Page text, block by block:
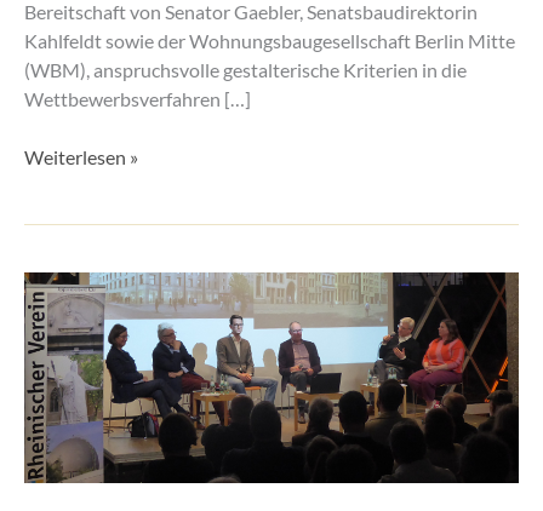
Bereitschaft von Senator Gaebler, Senatsbaudirektorin
Kahlfeldt sowie der Wohnungsbaugesellschaft Berlin Mitte
(WBM), anspruchsvolle gestalterische Kriterien in die
Wettbewerbsverfahren […]
Weiterlesen »
Ortsverband
Köln
auf
Podiumsdiskussion
„Denkmalschutz
und
Rekonstruktion“